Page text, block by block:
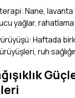
Nane,
yağlar,
Haftada
ruh